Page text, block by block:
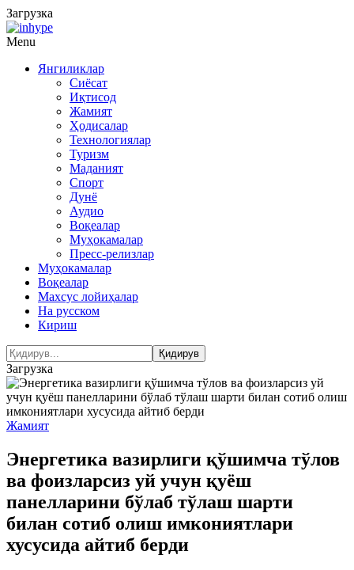
Загрузка
Menu
Янгиликлар
Сиёсат
Иқтисод
Жамият
Ҳодисалар
Технологиялар
Туризм
Маданият
Спорт
Дунё
Аудио
Воқеалар
Муҳокамалар
Пресс-релизлар
Муҳокамалар
Воқеалар
Махсус лойиҳалар
На русском
Кириш
Загрузка
Жамият
Энергетика вазирлиги қўшимча тўлов
ва фоизларсиз уй учун қуёш
панелларини бўлаб тўлаш шарти
билан сотиб олиш имкониятлари
хусусида айтиб берди